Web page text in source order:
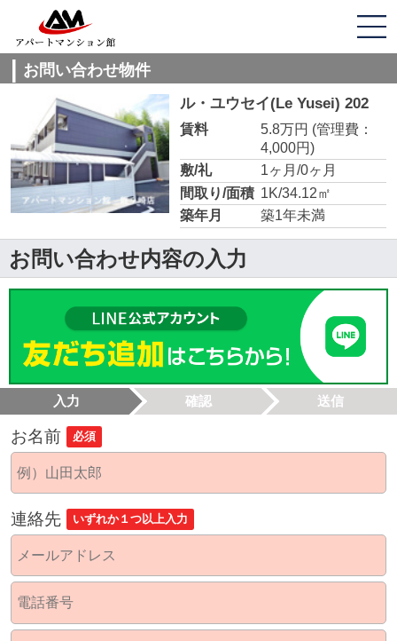
お問い合わせ物件
ル・ユウセイ(Le Yusei) 202
賃料 5.8万円 (管理費：
4,000円)
敷/礼
1ヶ月/0ヶ月
間取り/面積 1K/34.12㎡
築年月
築1年未満
お問い合わせ内容の入力
入力 確認 送信
お名前 必須
連絡先 いずれか１つ以上入力